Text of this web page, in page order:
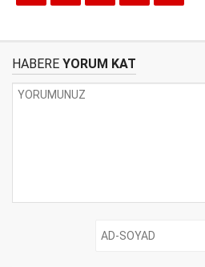
HABERE YORUM KAT